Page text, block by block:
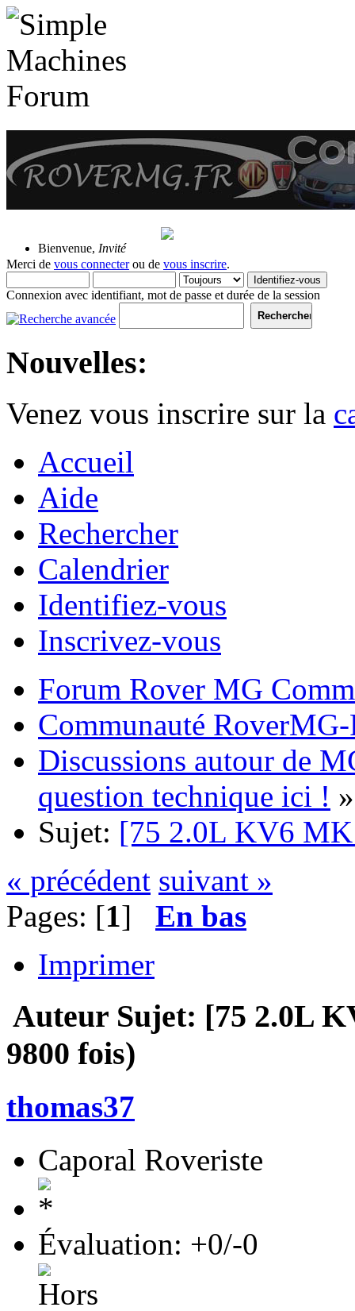
Bienvenue, Invité
Merci de vous connecterou de vous inscrire.
Connexion avec identifiant, mot de passe et durée de la session
Nouvelles:
Venez vous inscrire sur la
Accueil
Aide
Rechercher
Calendrier
Identifiez-vous
Inscrivez-vous
Forum Rover MG
Communauté RoverMG-
Discussions autour de
question technique ici ! »
Sujet: [75 2.0L KV6
« précédent suivant »
Pages: [1] En bas
Imprimer
Auteur Sujet: [75 2.0L
9800 fois)
thomas37
Caporal Roveriste
Évaluation: +0/-0